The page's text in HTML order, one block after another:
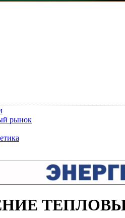
рынок